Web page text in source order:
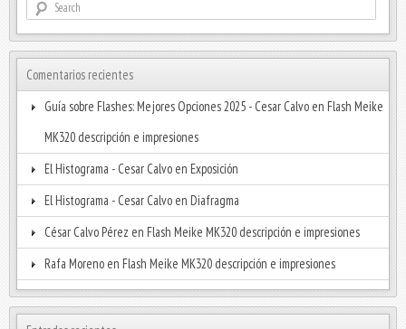
Comentarios recientes
Guía sobre Flashes: Mejores Opciones 2025 - Cesar Calvo en Flash Meike
MK320 descripción e impresiones
El Histograma - Cesar Calvo en Exposición
El Histograma - Cesar Calvo en Diafragma
César Calvo Pérez en Flash Meike MK320 descripción e impresiones
Rafa Moreno en Flash Meike MK320 descripción e impresiones